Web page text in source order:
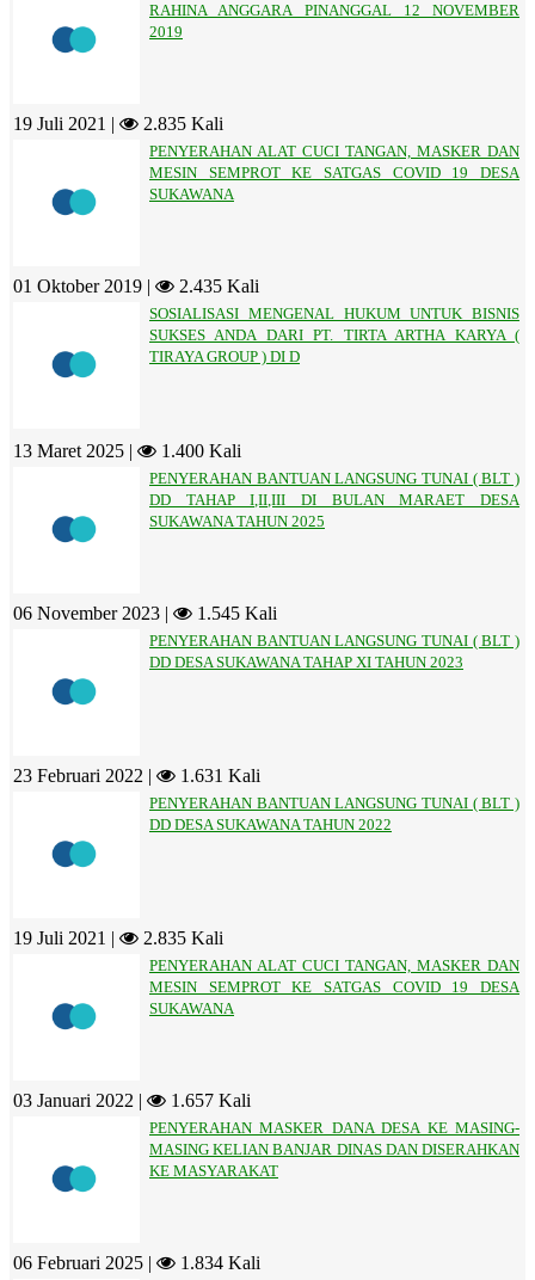
RAHINA ANGGARA PINANGGAL 12 NOVEMBER
2019
19 Juli 2021 | 2.835 Kali
PENYERAHAN ALAT CUCI TANGAN, MASKER DAN
MESIN SEMPROT KE SATGAS COVID 19 DESA
SUKAWANA
01 Oktober 2019 | 2.435 Kali
SOSIALISASI MENGENAL HUKUM UNTUK BISNIS
SUKSES ANDA DARI PT. TIRTA ARTHA KARYA (
TIRAYA GROUP ) DI D
13 Maret 2025 | 1.400 Kali
PENYERAHAN BANTUAN LANGSUNG TUNAI ( BLT )
DD TAHAP I,II,III DI BULAN MARAET DESA
SUKAWANA TAHUN 2025
06 November 2023 | 1.545 Kali
PENYERAHAN BANTUAN LANGSUNG TUNAI ( BLT )
DD DESA SUKAWANA TAHAP XI TAHUN 2023
23 Februari 2022 | 1.631 Kali
PENYERAHAN BANTUAN LANGSUNG TUNAI ( BLT )
DD DESA SUKAWANA TAHUN 2022
19 Juli 2021 | 2.835 Kali
PENYERAHAN ALAT CUCI TANGAN, MASKER DAN
MESIN SEMPROT KE SATGAS COVID 19 DESA
SUKAWANA
03 Januari 2022 | 1.657 Kali
PENYERAHAN MASKER DANA DESA KE MASING-
MASING KELIAN BANJAR DINAS DAN DISERAHKAN
KE MASYARAKAT
06 Februari 2025 | 1.834 Kali